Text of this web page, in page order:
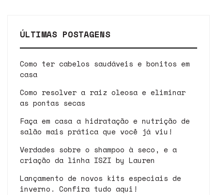
ÚLTIMAS POSTAGENS
Como ter cabelos saudáveis e bonitos em
casa
Como resolver a raiz oleosa e eliminar
as pontas secas
Faça em casa a hidratação e nutrição de
salão mais prática que você já viu!
Verdades sobre o shampoo à seco, e a
criação da linha ISZI by Lauren
Lançamento de novos kits especiais de
inverno. Confira tudo aqui!